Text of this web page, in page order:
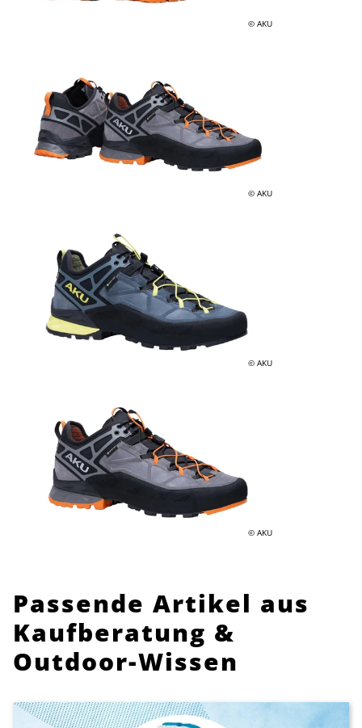
© AKU
© AKU
© AKU
© AKU
Passende Artikel aus
Kaufberatung &
Outdoor-Wissen